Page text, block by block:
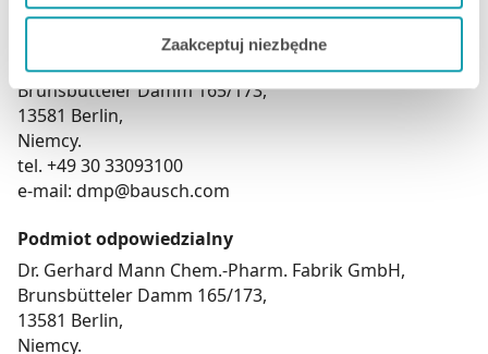
Jeżeli chcesz dostosować swoją zgodę i wybrać tylko
niektóre dodatkowe funkcje, z którymi wiąże się
zbieranie danych o Twojej aktywności dokonaj
preferowanych przez Ciebie wyborów i kliknij „
Możesz również kliknąć „
będzie oznaczało, że nie wyrażasz zgody na
pozyskiwanie od Ciebie danych, które nie są niezbędne
dla funkcjonowania Strony. Będzie się to jednak wiązało
z brakiem dostępu do wszystkich funkcjonalności
Strony.
Zaakceptuj niezbędne
Adres producenta
Dr. Gerhard Mann Chem.-Pharm. Fabrik GmbH,
Brunsbütteler Damm 165/173,
13581 Berlin,
Niemcy.
tel. +49 30 33093100
e-mail: dmp@bausch.com
Podmiot odpowiedzialny
Dr. Gerhard Mann Chem.-Pharm. Fabrik GmbH,
Brunsbütteler Damm 165/173,
13581 Berlin,
Niemcy.